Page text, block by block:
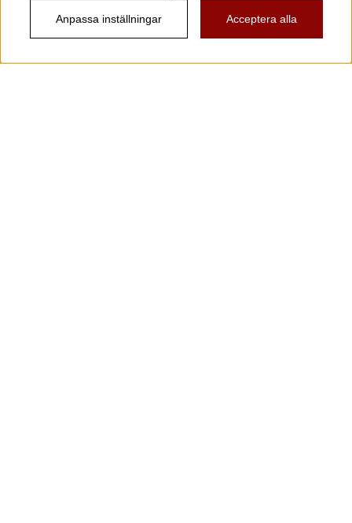
Anpassa inställningar Acceptera alla